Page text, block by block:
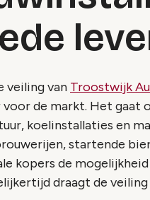
veiling van Troostwijk
voor de markt. Het gaat
koelinstallaties en
startende
kopers de
draagt de